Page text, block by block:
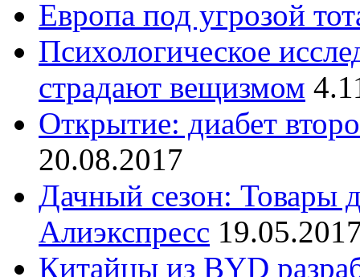
Европа под угрозой
Психологическое
страдают вещизмом
Открытие: диабет
20.08.2017
Дачный сезон: Товары
Алиэкспресс
Китайцы из BYD